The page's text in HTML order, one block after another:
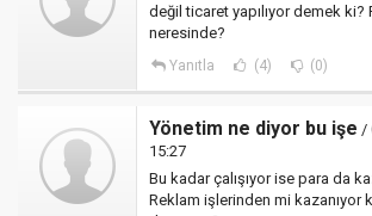
değil ticaret yapılıyor demek ki?
neresinde?
Yanıtla (4) (0)
Yönetim ne diyor bu işe /
15:27
Bu kadar çalışıyor ise para da
Reklam işlerinden mi kazanıyor